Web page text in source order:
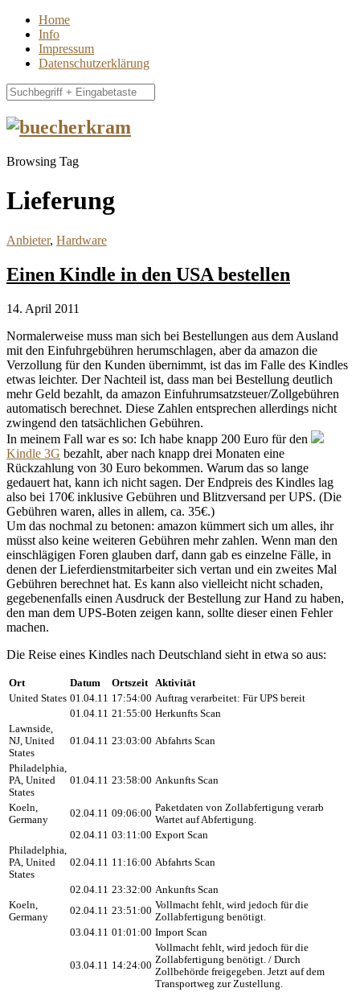
Home
Info
Impressum
Datenschutzerklärung
Browsing Tag
Lieferung
Anbieter, Hardware
Einen Kindle in den USA bestellen
14. April 2011
Normalerweise muss man sich bei Bestellungen aus dem Ausland
mit den Einfuhrgebühren herumschlagen, aber da amazon die
Verzollung für den Kunden übernimmt, ist das im Falle des Kindles
etwas leichter. Der Nachteil ist, dass man bei Bestellung deutlich
mehr Geld bezahlt, da amazon Einfuhrumsatzsteuer/Zollgebühren
automatisch berechnet. Diese Zahlen entsprechen allerdings nicht
zwingend den tatsächlichen Gebühren.
In meinem Fall war es so: Ich habe knapp 200 Euro für den
Kindle 3G bezahlt, aber nach knapp drei Monaten eine
Rückzahlung von 30 Euro bekommen. Warum das so lange
gedauert hat, kann ich nicht sagen. Der Endpreis des Kindles lag
also bei 170€ inklusive Gebühren und Blitzversand per UPS. (Die
Gebühren waren, alles in allem, ca. 35€.)
Um das nochmal zu betonen: amazon kümmert sich um alles, ihr
müsst also keine weiteren Gebühren mehr zahlen. Wenn man den
einschlägigen Foren glauben darf, dann gab es einzelne Fälle, in
denen der Lieferdienstmitarbeiter sich vertan und ein zweites Mal
Gebühren berechnet hat. Es kann also vielleicht nicht schaden,
gegebenenfalls einen Ausdruck der Bestellung zur Hand zu haben,
den man dem UPS-Boten zeigen kann, sollte dieser einen Fehler
machen.
Die Reise eines Kindles nach Deutschland sieht in etwa so aus:
Ort Datum Ortszeit
Aktivität
United States 01.04.11 17:54:00 Auftrag verarbeitet: Für UPS bereit
01.04.11 21:55:00 Herkunfts Scan
Lawnside,
NJ, United
States
01.04.11 23:03:00 Abfahrts Scan
Philadelphia,
PA, United
States
01.04.11 23:58:00 Ankunfts Scan
Koeln,
Germany
02.04.11 09:06:00 Paketdaten von Zollabfertigung verarb
Wartet auf Abfertigung.
02.04.11 03:11:00 Export Scan
Philadelphia,
PA, United
States
02.04.11 11:16:00 Abfahrts Scan
02.04.11 23:32:00 Ankunfts Scan
Koeln,
Germany
02.04.11 23:51:00 Vollmacht fehlt, wird jedoch für die
Zollabfertigung benötigt.
03.04.11 01:01:00 Import Scan
03.04.11 14:24:00
Vollmacht fehlt, wird jedoch für die
Zollabfertigung benötigt. / Durch
Zollbehörde freigegeben. Jetzt auf dem
Transportweg zur Zustellung.